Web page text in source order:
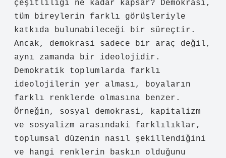
çeşitliliği ne kadar kapsar? Demokrasi,
tüm bireylerin farklı görüşleriyle
katkıda bulunabileceği bir süreçtir.
Ancak, demokrasi sadece bir araç değil,
aynı zamanda bir ideolojidir.
Demokratik toplumlarda farklı
ideolojilerin yer alması, boyaların
farklı renklerde olmasına benzer.
Örneğin, sosyal demokrasi, kapitalizm
ve sosyalizm arasındaki farklılıklar,
toplumsal düzenin nasıl şekillendiğini
ve hangi renklerin baskın olduğunu